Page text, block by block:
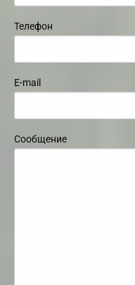
Телефон
E-mail
Сообщение